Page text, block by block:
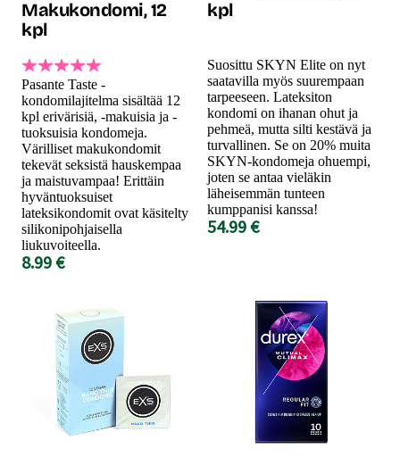
Makukondomi, 12
kpl
Pasante Taste -
kondomilajitelma sisältää 12
kpl erivärisiä, -makuisia ja -
tuoksuisia kondomeja.
Värilliset makukondomit
tekevät seksistä hauskempaa
ja maistuvampaa! Erittäin
hyväntuoksuiset
lateksikondomit ovat käsitelty
silikonipohjaisella
liukuvoiteella.
8.99 €
kpl
Suosittu SKYN Elite on nyt
saatavilla myös suurempaan
tarpeeseen. Lateksiton
kondomi on ihanan ohut ja
pehmeä, mutta silti kestävä ja
turvallinen. Se on 20% muita
SKYN-kondomeja ohuempi,
joten se antaa vieläkin
läheisemmän tunteen
kumppanisi kanssa!
54.99 €